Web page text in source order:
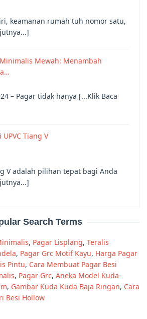
keamanan rumah tuh nomor satu,
Mewah: Menambah
– Pagar tidak hanya [...Klik Baca
UPVC Tiang V
V adalah pilihan tepat bagi Anda
Search Terms
, Pagar Lisplang, Teralis
, Pagar Grc Motif Kayu, Harga Pagar
Pintu, Cara Membuat Pagar Besi
, Pagar Grc, Aneka Model Kuda-
, Gambar Kuda Kuda Baja Ringan, Cara
Besi Hollow